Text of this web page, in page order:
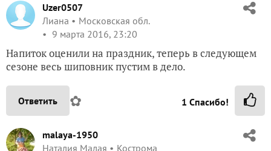
Uzer0507
Лиана
Московская обл.
9 марта 2016, 23:20
Напиток оценили на праздник, теперь в следующем
сезоне весь шиповник пустим в дело.
Ответить ✿ 1 Спасибо!
malaya-1950
Наталия Малая
Кострома